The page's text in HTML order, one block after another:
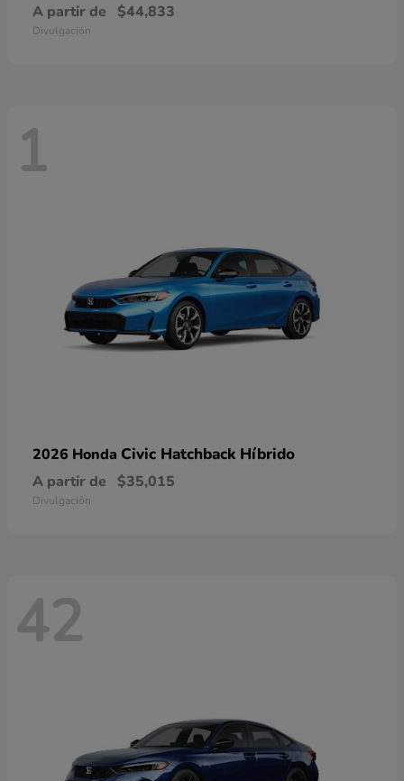
A partir de $44,833
Divulgación
1
2026 Honda Civic Hatchback Híbrido
A partir de $35,015
Divulgación
42